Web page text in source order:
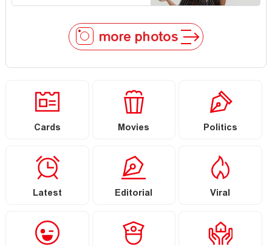
more photos
Cards Movies Politics
Latest Editorial Viral